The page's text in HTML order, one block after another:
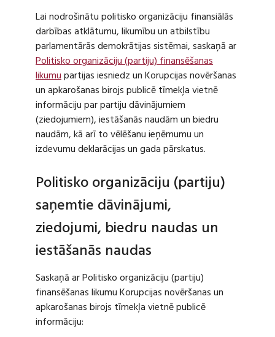
Lai nodrošinātu politisko organizāciju finansiālās
darbības atklātumu, likumību un atbilstību
parlamentārās demokrātijas sistēmai, saskaņā ar
Politisko organizāciju (partiju) finansēšanas
likumupartijas iesniedz un Korupcijas novēršanas
un apkarošanas birojs publicē tīmekļa vietnē
informāciju par partiju dāvinājumiem
(ziedojumiem), iestāšanās naudām un biedru
naudām, kā arī to vēlēšanu ieņēmumu un
izdevumu deklarācijas un gada pārskatus.
Politisko organizāciju (partiju)
saņemtie dāvinājumi,
ziedojumi, biedru naudas un
iestāšanās naudas
Saskaņā ar Politisko organizāciju (partiju)
finansēšanas likumu Korupcijas novēršanas un
apkarošanas birojs tīmekļa vietnē publicē
informāciju: